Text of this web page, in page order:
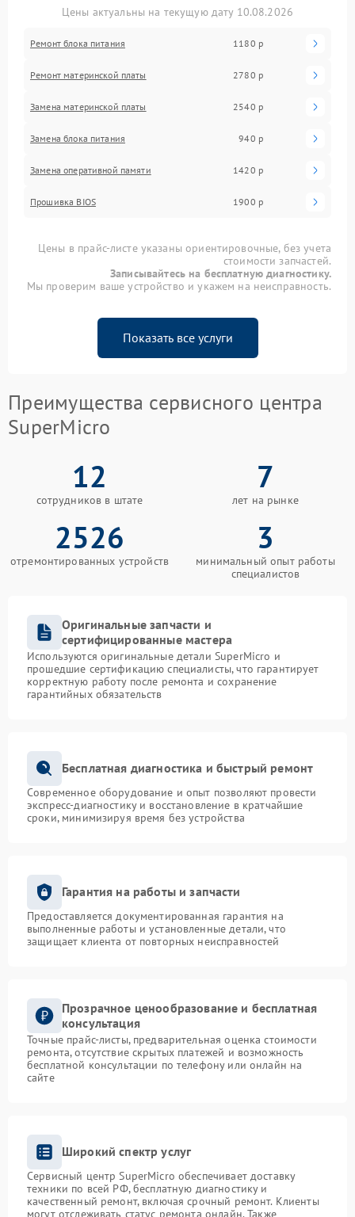
Цены актуальны на текущую дату 10.08.2026
Ремонт блока питания 1180 р
Ремонт материнской платы 2780 р
Замена материнской платы 2540 р
Замена блока питания 940 р
Замена оперативной памяти 1420 р
Прошивка BIOS 1900 р
Цены в прайс-листе указаны ориентировочные, без учета
стоимости запчастей.
Записывайтесь на бесплатную диагностику.
Мы проверим ваше устройство и укажем на неисправность.
Показать все услуги
Преимущества сервисного центра
SuperMicro
12
сотрудников в штате
7
лет на рынке
2526
отремонтированных устройств
3
минимальный опыт работы
специалистов
Оригинальные запчасти и
сертифицированные мастера
Используются оригинальные детали SuperMicro и
прошедшие сертификацию специалисты, что гарантирует
корректную работу после ремонта и сохранение
гарантийных обязательств
Бесплатная диагностика и быстрый ремонт
Современное оборудование и опыт позволяют провести
экспресс-диагностику и восстановление в кратчайшие
сроки, минимизируя время без устройства
Гарантия на работы и запчасти
Предоставляется документированная гарантия на
выполненные работы и установленные детали, что
защищает клиента от повторных неисправностей
Прозрачное ценообразование и бесплатная
консультация
Точные прайс-листы, предварительная оценка стоимости
ремонта, отсутствие скрытых платежей и возможность
бесплатной консультации по телефону или онлайн на
сайте
Широкий спектр услуг
Сервисный центр SuperMicro обеспечивает доставку
техники по всей РФ, бесплатную диагностику и
качественный ремонт, включая срочный ремонт. Клиенты
могут отслеживать статус ремонта онлайн. Также